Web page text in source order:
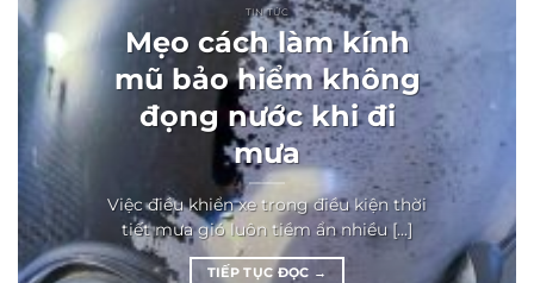
TIN TỨC
Mẹo cách làm kính
mũ bảo hiểm không
đọng nước khi đi
mưa
Việc điều khiển xe trong điều kiện thời
tiết mưa gió luôn tiềm ẩn nhiều [...]
TIẾP TỤC ĐỌC →